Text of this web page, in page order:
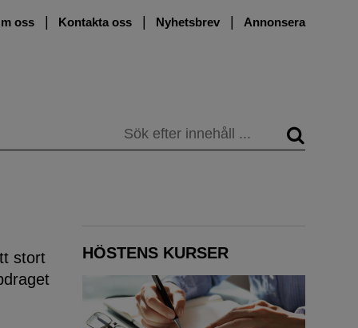
oss Kontakta oss Nyhetsbrev Annonsera
Sök
stort
HÖSTENS KURSER